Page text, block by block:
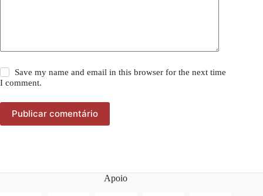
Save my name and email in this browser for the next time
I comment.
Publicar comentário
Apoio